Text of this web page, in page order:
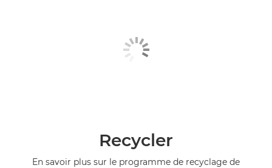
Recycler
En savoir plus sur le programme de recyclage de